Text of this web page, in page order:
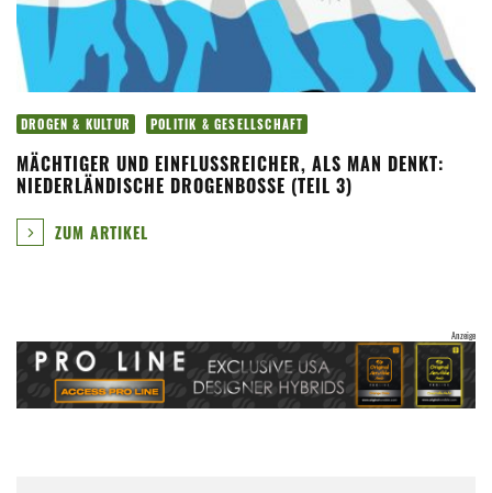
DROGEN & KULTUR POLITIK & GESELLSCHAFT
MÄCHTIGER UND EINFLUSSREICHER, ALS MAN DENKT:
NIEDERLÄNDISCHE DROGENBOSSE (TEIL 3)
ZUM ARTIKEL